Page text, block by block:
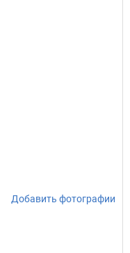
Добавить фотографии